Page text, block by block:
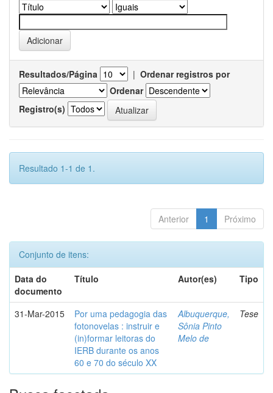
Resultados/Página | Ordenar registros por
Ordenar
Registro(s)
Resultado 1-1 de 1.
Anterior 1 Próximo
Conjunto de itens:
Data do
documento
Título Autor(es) Tipo
31-Mar-2015
Por uma pedagogia das
fotonovelas : instruir e
(in)formar leitoras do
IERB durante os anos
60 e 70 do século XX
Albuquerque,
Sônia Pinto
Melo de
Tese